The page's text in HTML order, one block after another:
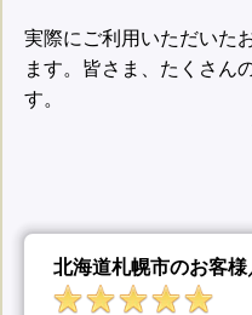
実際にご利用いただいた
ます。皆さま、たくさん
す。
北海道札幌市のお客